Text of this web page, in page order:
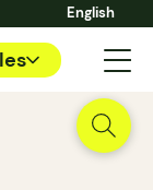
English